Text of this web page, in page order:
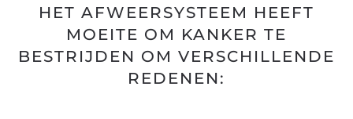
HET AFWEERSYSTEEM HEEFT
MOEITE OM KANKER TE
BESTRIJDEN OM VERSCHILLENDE
REDENEN: